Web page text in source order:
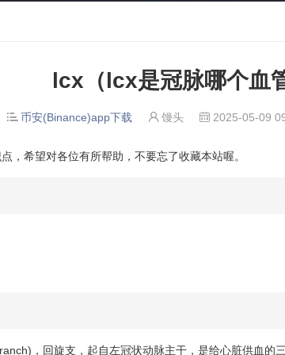
lcx（lcx是冠脉哪个血
 币安(Binance)app下载  馒头  2025-05-09
，希望对各位有所帮助，不要忘了收藏本站喔。
，回旋支，起自左冠状动脉主干，是给心脏供血